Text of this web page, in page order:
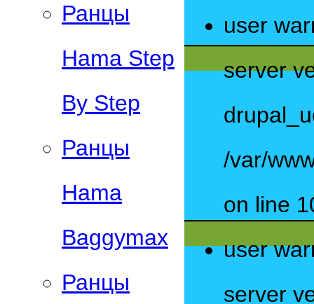
Ранцы
Hama Step
By Step
Ранцы
Hama
Baggymax
Ранцы
user
server
/var/
on line
user
server